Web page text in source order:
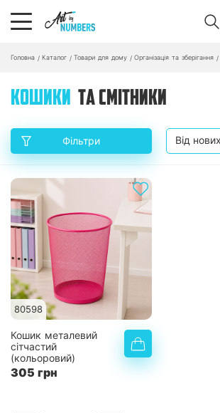
Головна / Каталог / Товари для дому / Організація та зберігання /
КОШИКИ ТА СМІТНИКИ
Фільтри
80598
Кошик металевий
сітчастий
(кольоровий)
305 грн